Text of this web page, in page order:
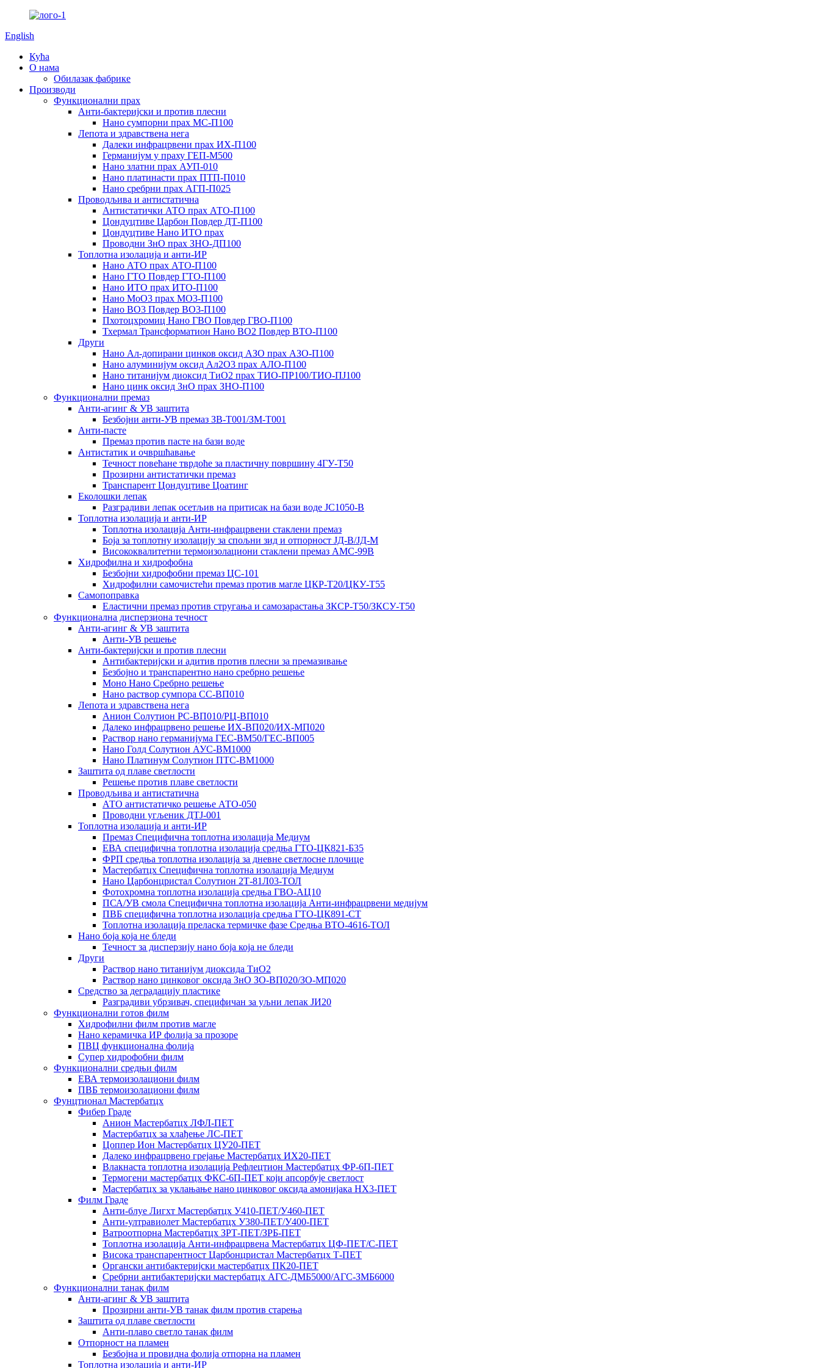
English
Кућа
О нама
Обилазак фабрике
Производи
Функционални прах
Анти-бактеријски и против плесни
Нано сумпорни прах МС-П100
Лепота и здравствена нега
Далеки инфрацрвени прах ИХ-П100
Германијум у праху ГЕП-М500
Нано златни прах АУП-010
Нано платинасти прах ПТП-П010
Нано сребрни прах АГП-П025
Проводљива и антистатична
Антистатички АТО прах АТО-П100
Цондуцтиве Царбон Повдер ДТ-П100
Цондуцтиве Нано ИТО прах
Проводни ЗнО прах ЗНО-ДП100
Топлотна изолација и анти-ИР
Нано АТО прах АТО-П100
Нано ГТО Повдер ГТО-П100
Нано ИТО прах ИТО-П100
Нано МоО3 прах МО3-П100
Нано ВО3 Повдер ВО3-П100
Пхотоцхромиц Нано ГВО Повдер ГВО-П100
Тхермал Трансформатион Нано ВО2 Повдер ВТО-П100
Други
Нано Ал-допирани цинков оксид АЗО прах АЗО-П100
Нано алуминијум оксид Ал2О3 прах АЛО-П100
Нано титанијум диоксид ТиО2 прах ТИО-ПР100/ТИО-ПЈ100
Нано цинк оксид ЗнО прах ЗНО-П100
Функционални премаз
Анти-агинг & УВ заштита
Безбојни анти-УВ премаз ЗВ-Т001/ЗМ-Т001
Анти-пасте
Премаз против пасте на бази воде
Антистатик и очвршћавање
Течност повећане тврдоће за пластичну површину 4ГУ-Т50
Прозирни антистатички премаз
Транспарент Цондуцтиве Цоатинг
Еколошки лепак
Разградиви лепак осетљив на притисак на бази воде ЈС1050-В
Топлотна изолација и анти-ИР
Топлотна изолација Анти-инфрацрвени стаклени премаз
Боја за топлотну изолацију за спољни зид и отпорност ЈД-В/ЈД-М
Висококвалитетни термоизолациони стаклени премаз АМС-99В
Хидрофилна и хидрофобна
Безбојни хидрофобни премаз ЦС-101
Хидрофилни самочистећи премаз против магле ЦКР-Т20/ЦКУ-Т55
Самопоправка
Еластични премаз против стругања и самозарастања ЗКСР-Т50/ЗКСУ-Т50
Функционална дисперзиона течност
Анти-агинг & УВ заштита
Анти-УВ решење
Анти-бактеријски и против плесни
Антибактеријски и адитив против плесни за премазивање
Безбојно и транспарентно нано сребрно решење
Моно Нано Сребрно решење
Нано раствор сумпора СС-ВП010
Лепота и здравствена нега
Анион Солутион РС-ВП010/РЦ-ВП010
Далеко инфрацрвено решење ИХ-ВП020/ИХ-МП020
Раствор нано германијума ГЕС-ВМ50/ГЕС-ВП005
Нано Голд Солутион АУС-ВМ1000
Нано Платинум Солутион ПТС-ВМ1000
Заштита од плаве светлости
Решење против плаве светлости
Проводљива и антистатична
АТО антистатичко решење АТО-050
Проводни угљеник ДТЈ-001
Топлотна изолација и анти-ИР
Премаз Специфична топлотна изолација Медиум
ЕВА специфична топлотна изолација средња ГТО-ЦК821-Б35
ФРП средња топлотна изолација за дневне светлосне плочице
Мастербатцх Специфична топлотна изолација Медиум
Нано Царбонцристал Солутион 2Т-81Л03-ТОЛ
Фотохромна топлотна изолација средња ГВО-АЦ10
ПСА/УВ смола Специфична топлотна изолација Анти-инфрацрвени медијум
ПВБ специфична топлотна изолација средња ГТО-ЦК891-СТ
Топлотна изолација преласка термичке фазе Средња ВТО-4616-ТОЛ
Нано боја која не бледи
Течност за дисперзију нано боја која не бледи
Други
Раствор нано титанијум диоксида ТиО2
Раствор нано цинковог оксида ЗнО ЗО-ВП020/ЗО-МП020
Средство за деградацију пластике
Разградиви убрзивач, специфичан за уљни лепак ЈИ20
Функционални готов филм
Хидрофилни филм против магле
Нано керамичка ИР фолија за прозоре
ПВЦ функционална фолија
Супер хидрофобни филм
Функционални средњи филм
ЕВА термоизолациони филм
ПВБ термоизолациони филм
Фунцтионал Мастербатцх
Фибер Граде
Анион Мастербатцх ЛФЛ-ПЕТ
Мастербатцх за хлађење ЛС-ПЕТ
Цоппер Ион Мастербатцх ЦУ20-ПЕТ
Далеко инфрацрвено грејање Мастербатцх ИХ20-ПЕТ
Влакнаста топлотна изолација Рефлецтион Мастербатцх ФР-6П-ПЕТ
Термогени мастербатцх ФКС-6П-ПЕТ који апсорбује светлост
Мастербатцх за уклањање нано цинковог оксида амонијака НХ3-ПЕТ
Филм Граде
Анти-блуе Лигхт Мастербатцх У410-ПЕТ/У460-ПЕТ
Анти-ултравиолет Мастербатцх У380-ПЕТ/У400-ПЕТ
Ватроотпорна Мастербатцх ЗРТ-ПЕТ/ЗРБ-ПЕТ
Топлотна изолација Анти-инфрацрвена Мастербатцх ЦФ-ПЕТ/С-ПЕТ
Висока транспарентност Царбонцристал Мастербатцх Т-ПЕТ
Органски антибактеријски мастербатцх ПК20-ПЕТ
Сребрни антибактеријски мастербатцх АГС-ДМБ5000/АГС-ЗМБ6000
Функционални танак филм
Анти-агинг & УВ заштита
Прозирни анти-УВ танак филм против старења
Заштита од плаве светлости
Анти-плаво светло танак филм
Отпорност на пламен
Безбојна и провидна фолија отпорна на пламен
Топлотна изолација и анти-ИР